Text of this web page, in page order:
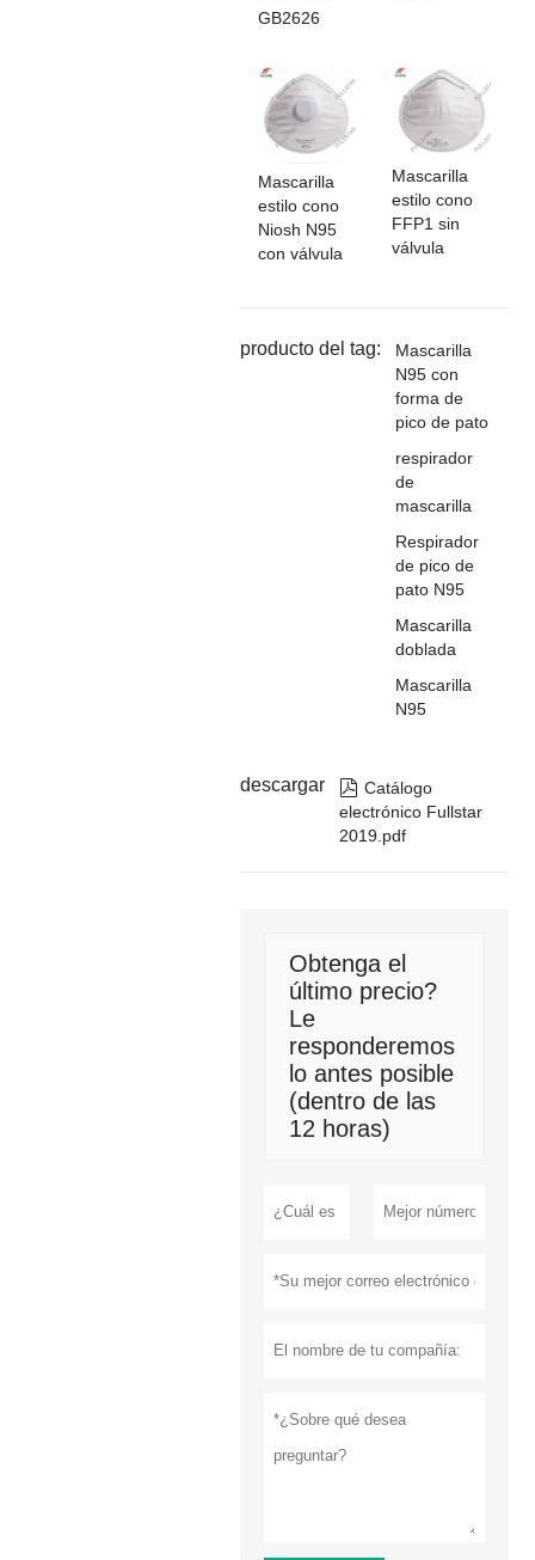
GB2626
Mascarilla
estilo cono
Niosh N95
con válvula
Mascarilla
estilo cono
FFP1 sin
válvula
producto del tag:
Mascarilla
N95 con
forma de
pico de pato
respirador
de
mascarilla
Respirador
de pico de
pato N95
Mascarilla
doblada
Mascarilla
N95
descargar  Catálogo
electrónico Fullstar
2019.pdf
Obtenga el
último precio?
Le
responderemos
lo antes posible
(dentro de las
12 horas)